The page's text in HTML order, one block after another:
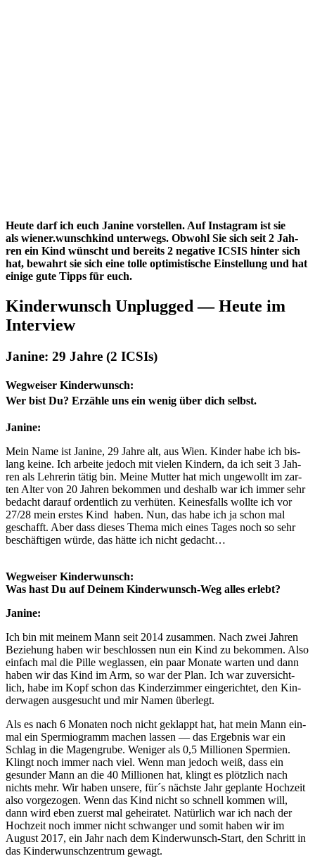
Heu­te darf ich euch Jani­ne vor­stel­len. Auf Insta­gram ist sie
als wiener.wunschkind unter­wegs. Obwohl Sie sich seit 2 Jah­
ren ein Kind wünscht und bereits 2 nega­ti­ve ICSIS hin­ter sich
hat, bewahrt sie sich eine tol­le opti­mis­ti­sche Ein­stel­lung und hat
eini­ge gute Tipps für euch.
Kin­der­wunsch Unplug­ged — Heu­te im
Inter­view
Jani­ne: 29 Jah­re (2 ICSIs)
Weg­wei­ser Kin­der­wunsch:
Wer bist Du? Erzäh­le uns ein wenig über dich selbst.
Jani­ne:
Mein Name ist Jani­ne, 29 Jah­re alt, aus Wien. Kin­der habe ich bis­
lang kei­ne. Ich arbei­te jedoch mit vie­len Kin­dern, da ich seit 3 Jah­
ren als Leh­re­rin tätig bin. Mei­ne Mut­ter hat mich unge­wollt im zar­
ten Alter von 20 Jah­ren bekom­men und des­halb war ich immer sehr
bedacht dar­auf ordent­lich zu ver­hü­ten. Kei­nes­falls woll­te ich vor
27/28 mein ers­tes Kind haben. Nun, das habe ich ja schon mal
geschafft. Aber dass die­ses The­ma mich eines Tages noch so sehr
beschäf­ti­gen wür­de, das hät­te ich nicht gedacht…
Weg­wei­ser Kin­der­wunsch:
Was hast Du auf Dei­nem Kin­der­wunsch-Weg alles erlebt?
Jani­ne:
Ich bin mit mei­nem Mann seit 2014 zusam­men. Nach zwei Jah­ren
Bezie­hung haben wir beschlos­sen nun ein Kind zu bekom­men. Also
ein­fach mal die Pil­le weg­las­sen, ein paar Mona­te war­ten und dann
haben wir das Kind im Arm, so war der Plan. Ich war zuver­sicht­
lich, habe im Kopf schon das Kin­der­zim­mer ein­ge­rich­tet, den Kin­
der­wa­gen aus­ge­sucht und mir Namen über­legt.
Als es nach 6 Mona­ten noch nicht geklappt hat, hat mein Mann ein­
mal ein Sper­mio­gramm machen las­sen — das Ergeb­nis war ein
Schlag in die Magen­gru­be. Weni­ger als 0,5 Mil­lio­nen Sper­mi­en.
Klingt noch immer nach viel. Wenn man jedoch weiß, dass ein
gesun­der Mann an die 40 Mil­lio­nen hat, klingt es plötz­lich nach
nichts mehr. Wir haben unse­re, für´s nächs­te Jahr geplan­te Hoch­zeit
also vor­ge­zo­gen. Wenn das Kind nicht so schnell kom­men will,
dann wird eben zuerst mal gehei­ra­tet. Natür­lich war ich nach der
Hoch­zeit noch immer nicht schwan­ger und somit haben wir im
August 2017, ein Jahr nach dem Kin­der­wunsch-Start, den Schritt in
das Kin­der­wunsch­zen­trum gewagt.